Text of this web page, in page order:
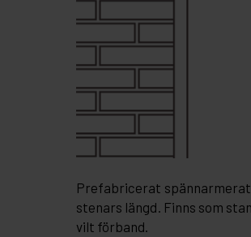
Prefabricerat
stenars längd. Finns som
vilt förband.